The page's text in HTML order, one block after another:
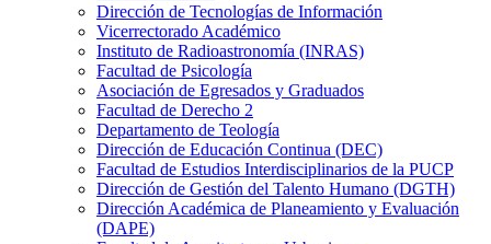
Dirección de Tecnologías de Información
Vicerrectorado Académico
Instituto de Radioastronomía (INRAS)
Facultad de Psicología
Asociación de Egresados y Graduados
Facultad de Derecho 2
Departamento de Teología
Dirección de Educación Continua (DEC)
Facultad de Estudios Interdisciplinarios de la PUCP
Dirección de Gestión del Talento Humano (DGTH)
Dirección Académica de Planeamiento y Evaluación
(DAPE)